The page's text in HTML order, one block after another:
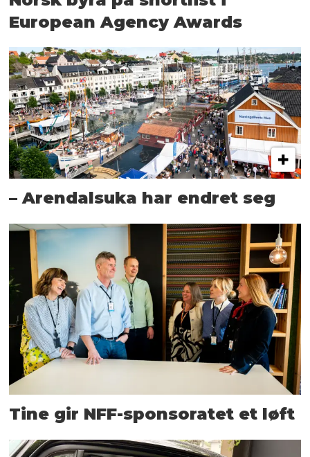
European Agency Awards
– Arendalsuka har endret seg
Tine gir NFF-sponsoratet et løft